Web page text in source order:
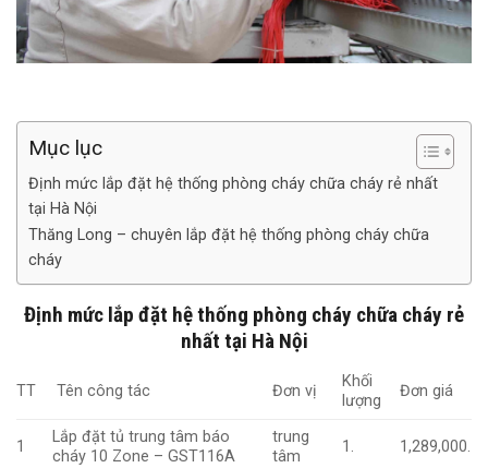
Mục lục
Định mức lắp đặt hệ thống phòng cháy chữa cháy rẻ nhất
tại Hà Nội
Thăng Long – chuyên lắp đặt hệ thống phòng cháy chữa
cháy
Định mức lắp đặt hệ thống phòng cháy chữa cháy rẻ
nhất tại Hà Nội
TT Tên công tác Đơn vị
Khối
lượng
Đơn giá
1
Lắp đặt tủ trung tâm báo
cháy 10 Zone – GST116A
trung
tâm
1. 1,289,000.